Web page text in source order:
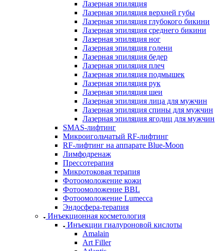
Лазерная эпиляция
Лазерная эпиляция верхней губы
Лазерная эпиляция глубокого бикини
Лазерная эпиляция среднего бикини
Лазерная эпиляция ног
Лазерная эпиляция голени
Лазерная эпиляция бедер
Лазерная эпиляция плеч
Лазерная эпиляция подмышек
Лазерная эпиляция рук
Лазерная эпиляция шеи
Лазерная эпиляция лица для мужчин
Лазерная эпиляция спины для мужчин
Лазерная эпиляция ягодиц для мужчин
SMAS-лифтинг
Микроигольчатый RF-лифтинг
RF-лифтинг на аппарате Blue-Moon
Лимфодренаж
Прессотерапия
Микротоковая терапия
Фотоомоложение кожи
Фотоомоложение BBL
Фотоомоложение Lumecca
Эндосфера-терапия
Инъекционная косметология
Инъекции гиалуроновой кислоты
Amalain
Art Filler